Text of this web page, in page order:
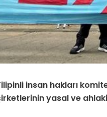
insan hakları
yasal ve